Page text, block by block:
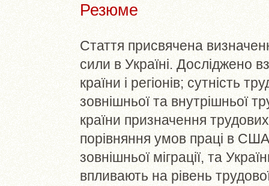
Резюме
Стаття присвячена
сили в Україні. Досліджено
країни і регіонів; сутність
зовнішньої та внутрішньої
країни призначення
порівняння умов праці в
зовнішньої міграції, та
впливають на рівень